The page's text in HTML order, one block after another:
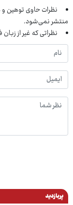
نظرات حاوی توهین
منتشر نمی‌شود.
نظراتی که غیر از
پربازدید